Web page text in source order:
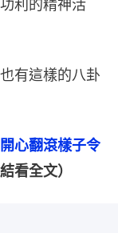
利的精神活
有這樣的八卦
心翻滾樣子令
看全文）